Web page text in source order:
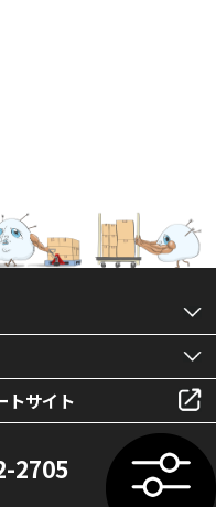
トサイト
2705